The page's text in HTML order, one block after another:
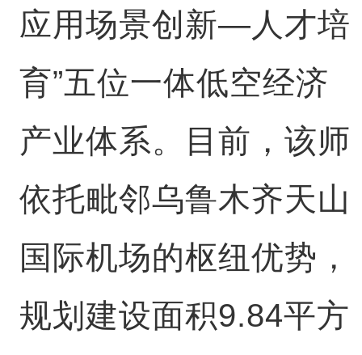
应用场景创新—人才培
育”五位一体低空经济
产业体系。目前，该师
依托毗邻乌鲁木齐天山
国际机场的枢纽优势，
规划建设面积9.84平方